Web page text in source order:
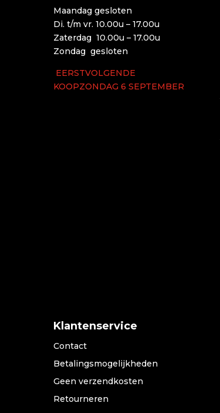
Maandag gesloten
Di. t/m vr. 10.00u – 17.00u
Zaterdag 10.00u – 17.00u
Zondag gesloten
EERSTVOLGENDE
KOOPZONDAG 6 SEPTEMBER
Klantenservice
Contact
Betalingsmogelijkheden
Geen verzendkosten
Retourneren